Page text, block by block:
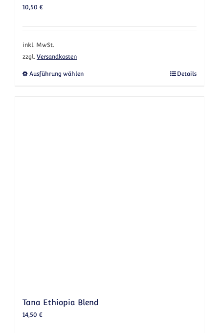
10,50 €
inkl. MwSt.
zzgl. Versandkosten
Ausführung wählenDieses Produkt weist mehrere Varianten
Details
Tana Ethiopia Blend
14,50 €